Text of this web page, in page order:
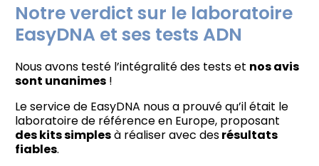
Notre verdict sur le laboratoire
EasyDNA et ses tests ADN
Nous avons testé l’intégralité des tests et nos avis
sont unanimes !
Le service de EasyDNA nous a prouvé qu’il était le
laboratoire de référence en Europe, proposant
des kits simplesà réaliser avec desrésultats
fiables.